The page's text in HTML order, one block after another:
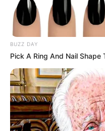
BUZZ DAY
Pick A Ring And Nail Shape